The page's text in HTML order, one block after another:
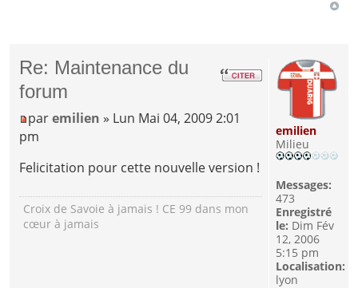
Re: Maintenance du
forum
paremilien » Lun Mai 04, 2009 2:01
pm
Felicitation pour cette nouvelle version !
Croix de Savoie à jamais ! CE 99 dans mon
cœur à jamais
emilien
Milieu
Messages:
473
Enregistré
le: Dim Fév
12, 2006
5:15 pm
Localisation:
lyon